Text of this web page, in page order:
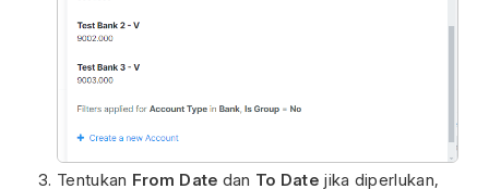
Tentukan From Date dan To Date jika diperlukan,